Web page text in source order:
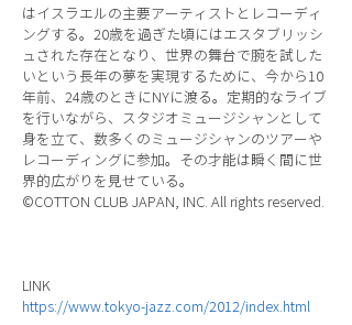
はイスラエルの主要アーティストとレコーディ
ングする。20歳を過ぎた頃にはエスタブリッシ
ュされた存在となり、世界の舞台で腕を試した
いという長年の夢を実現するために、今から10
年前、24歳のときにNYに渡る。定期的なライブ
を行いながら、スタジオミュージシャンとして
身を立て、数多くのミュージシャンのツアーや
レコーディングに参加。その才能は瞬く間に世
界的広がりを見せている。
©COTTON CLUB JAPAN, INC. All rights reserved.
LINK
https://www.tokyo-jazz.com/2012/index.html